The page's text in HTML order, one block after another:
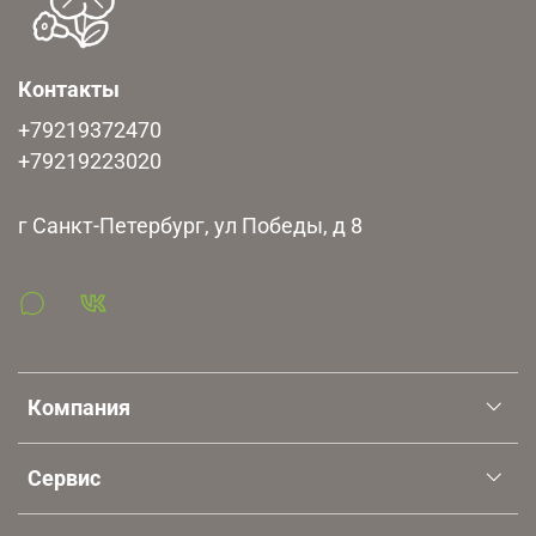
Компания
Сервис
Контакты
+79219372470
+79219223020
г Санкт-Петербург, ул Победы, д 8